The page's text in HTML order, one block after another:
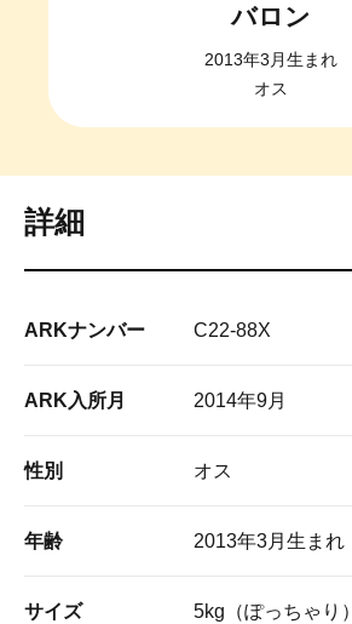
バロン
2013年3月生まれ
オス
詳細
ARKナンバー C22-88X
ARK入所月 2014年9月
性別 オス
年齢 2013年3月生まれ
サイズ 5kg（ぽっちゃり）